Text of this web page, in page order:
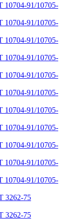
91/10705-
91/10705-
91/10705-
91/10705-
91/10705-
91/10705-
91/10705-
91/10705-
91/10705-
91/10705-
91/10705-
75
75